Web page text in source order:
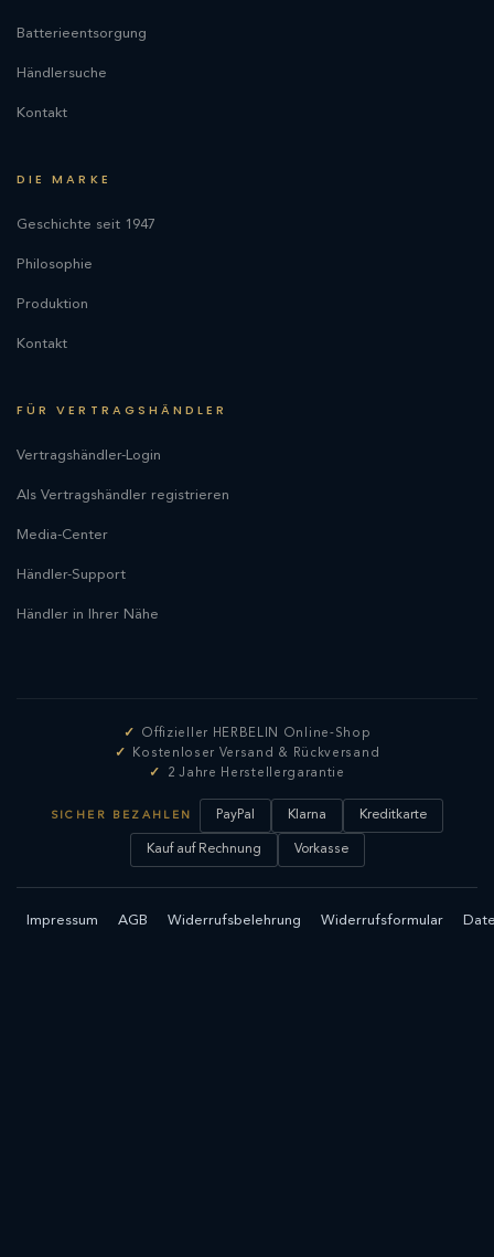
Batterieentsorgung
Händlersuche
Kontakt
DIE MARKE
Geschichte seit 1947
Philosophie
Produktion
Kontakt
FÜR VERTRAGSHÄNDLER
Vertragshändler-Login
Als Vertragshändler registrieren
Media-Center
Händler-Support
Händler in Ihrer Nähe
Offizieller HERBELIN Online-Shop
Kostenloser Versand & Rückversand
2 Jahre Herstellergarantie
SICHER BEZAHLEN PayPal Klarna Kreditkarte
Kauf auf Rechnung Vorkasse
Impressum AGB Widerrufsbelehrung Widerrufsformular